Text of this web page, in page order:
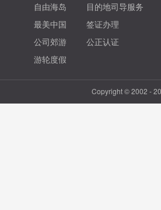
自由海岛
目的地司导服务
最美中国
签证办理
公司郊游
公正认证
游轮度假
Copyright © 2002 -